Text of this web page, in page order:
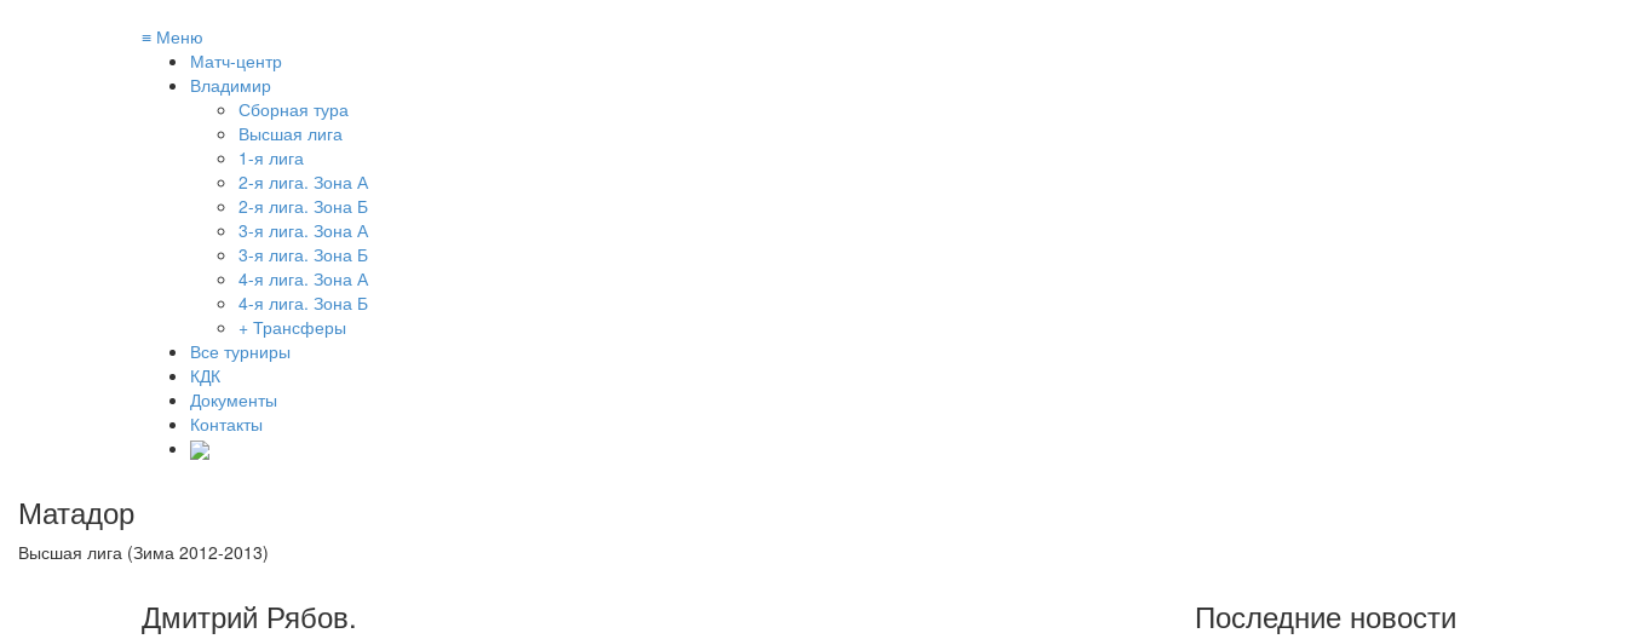
≡ Меню
Матч-центр
Владимир
Сборная тура
Высшая лига
1-я лига
2-я лига. Зона А
2-я лига. Зона Б
3-я лига. Зона А
3-я лига. Зона Б
4-я лига. Зона А
4-я лига. Зона Б
+ Трансферы
Все турниры
КДК
Документы
Контакты
Матадор
Высшая лига (Зима 2012-2013)
Дмитрий Рябов. Последние новости